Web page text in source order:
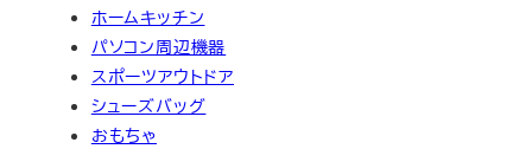
ホームキッチン
パソコン周辺機器
スポーツアウトドア
シューズバッグ
おもちゃ